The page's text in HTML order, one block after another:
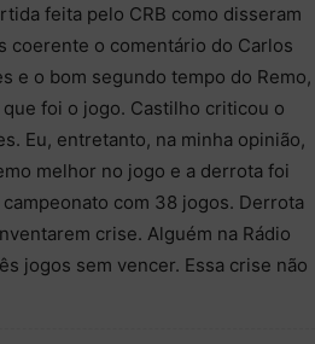
feita pelo CRB como disseram
coerente o comentário do Carlos
e o bom segundo tempo do Remo,
foi o jogo. Castilho criticou o
Eu, entretanto, na minha opinião,
melhor no jogo e a derrota foi
com 38 jogos. Derrota
crise. Alguém na Rádio
jogos sem vencer. Essa crise não